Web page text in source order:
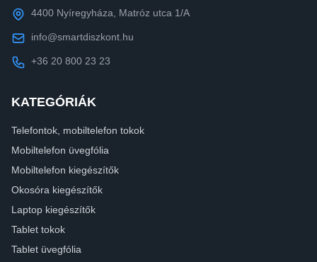
4400 Nyíregyháza, Matróz utca 1/A
info@smartdiszkont.hu
+36 20 800 23 23
KATEGÓRIÁK
Telefontok, mobiltelefon tokok
Mobiltelefon üvegfólia
Mobiltelefon kiegészítők
Okosóra kiegészítők
Laptop kiegészítők
Tablet tokok
Tablet üvegfólia